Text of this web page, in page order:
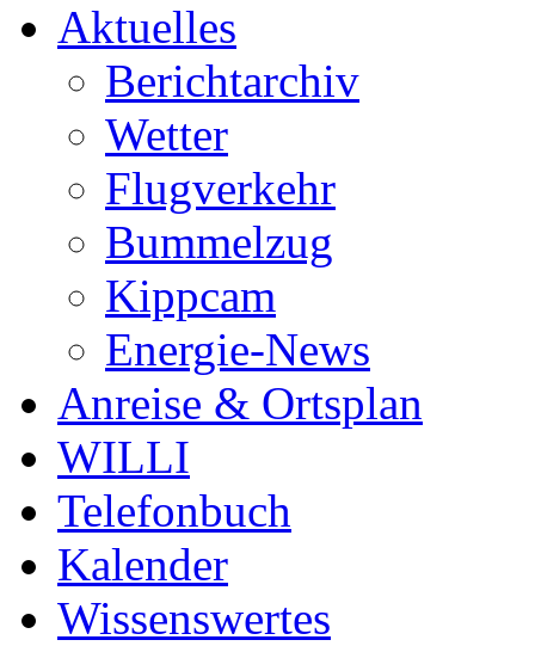
Aktuelles
Berichtarchiv
Wetter
Flugverkehr
Bummelzug
Kippcam
Energie-News
Anreise & Ortsplan
WILLI
Telefonbuch
Kalender
Wissenswertes